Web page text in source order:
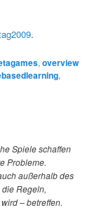
.
,overview
,
Spiele schaffen
Probleme.
außerhalb des
Regeln,
– betreffen.